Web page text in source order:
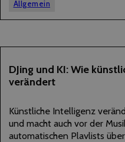
Allgemein
27
JUNI
DJing und KI: Wie
verändert
Künstliche Intelligenz
und macht auch vor der
automatischen Playlists